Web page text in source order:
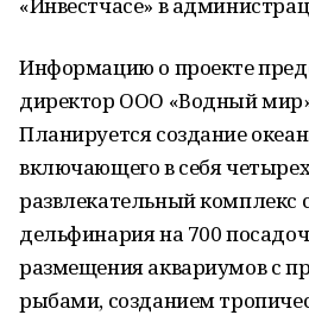
Информацию о проекте
директор ООО «Водный мир»
Планируется создание
включающего в себя
развлекательный комплекс
дельфинария на 700
размещения аквариумов с
рыбами, созданием